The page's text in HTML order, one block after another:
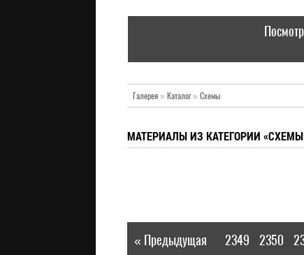
Галерея» Каталог» Схемы
МАТЕРИАЛЫ ИЗ КАТЕГОРИИ
« Предыдущая 2349 2350